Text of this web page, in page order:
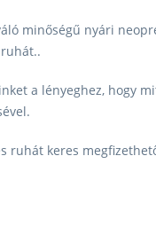
minőségű nyári
a lényeghez,
ruhát keres